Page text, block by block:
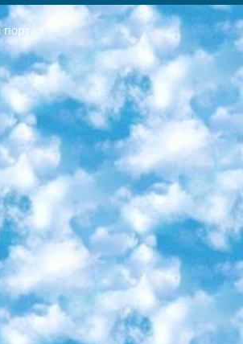
перечисленных в приложении 1. будет сделано. 7. Экзамены пройдут с 26 мая по 15 июня 2024 г. (кроме науки физического воспитания). 8. Физическая для учащихся 9 классов общесредних образовательных учреждений. Экзамены по предмету «Образование, квалификация медицина» 1-6 мая 2024 года. сотрудники перевести под присмотр (с отклонениями в физическом или умственном развитии) специализированная школа для детей, школы-интернаты и со сколиозом школы-интернаты санаторного типа для больных детей исключены). 9. Он был слепым, слабовидящим и имел нарушения опорно-двигательного аппарата. экзамены в специализированных школах и интернатах для детей должны проводиться исходя из требований, предъявляемых к общеобразовательным учреждениям (физкультура кроме науки). 10. Специализированная школа для глухих и слабослышащих детей. и экзамены в интернатах и быть реализован в виде письменного теста по математике. 11. Специальность для умственно отсталых детей. Для 9 класса Родной язык и литературное письмо Государственный язык (язык обучения – узбекский). для неклассов) написано Математическое письмо Письменная/устная история Узбекистана Физическое воспитание практично Итоговый контроль Для 11 класса Написание родного языка и литературы (эссе) Математическое письмо Узбекский язык (обучение на узбекском языке) не посещающее общее среднее образование для учреждений)/Образовательное учреждение выбор письменный и устный Иностранный язык письменный/устный Письменная/устная история Узбекистана *По выбору студента:  Химия  Физика  Основы государственного права  География 10 бесплатных образовательных ресурсов - Мы составили подборку онлайн-проектов с интерактивными упражнениями, видеолекциями и статьями. Они помогут вам обрести новые и освежить старые знания бесплатно. 1. «ИНТУИТ» Старейшая образовательная площадка Рунета. Здесь вы найдёте сотни текстовых и видеокурсов на десятки различных тем — от программирования до психологии. Многие курсы подготовлены российскими университетами и крупными международными компаниями вроде Intel и Microsoft. Самостоятельное обучение бесплатное, но желающие могут оплатить услуги персональных наставников. 2. «Смартия» знакомит с актуальными профессиями и подсказывает, как им обучаться. Выбрав заинтересовавшую вас специальность — SMM-специалист, фотограф, веб-дизайнер или другую, — увидите список необходимых для неё умений. Чтобы вы могли освоить их самостоятельно, для каждого умения площадка отображает подборку ссылок на учебные материалы. Хотя «Смартия» ориентируется на русскоязычную аудиторию, часть контента всё же доступна только на английском. 3. «Лекторий Физтеха» Проект Московского физико-технического института (Физтеха). С его помощью вы можете смотреть онлайн серии лекций, записанные на видео в этом вузе. В числе доступных предметов — физика, биология, химия, информационные технологии и другие. К некоторым лекциям администрация ресурса прилагает готовые конспекты, которые можно скачивать в PDF-формате. 4. ITMOcourses Онлайн-площадка Санкт-Петербургского национального исследовательского университета информационных технологий, механики и оптики (ИТМО). Ресурс предоставляет свободный доступ к курсам, разработанным в этом вузе. Каталог материалов разбит на четыре категории: «Оптические системы и технологии», «Приборостроение и робототехника», «Информационные технологии» и «Биотехнологии». Курсы состоят из видеолекций, интерактивных демонстраций и заданий. 5. «КиберЛенинка» Электронная научная библиотека открытого доступа. Каталог площадки регулярно обрастает текстами статей из различных научных изданий. Сгруппированные по журналам и рубрикам публикации можно читать онлайн или скачивать целиком в PDF-формате. Проект нацелен на популяризацию науки за счёт открытого доступа к качественной информации. 6. «ПостНаука» На этом ресурсе публикуют подборки видеолекций, составленные экспертами из разных отраслей и объединённые общими темами. Среди них, к примеру, есть серии «Биоинформатика и геномика», «Культура средневековой Скандинавии» и Cinema Studies о теории кино. Каждая подборка лекций — логически связанная история, рассказанная экспертом от первого лица. Кроме того, на сайте появляются научно-образовательные статьи и тесты на разные темы. 7. «Newочём» Команда проекта «Newочём» отбирает самые интересные тексты из англоязычных СМИ и переводит те из них, за которые голосуют участники сообщества «ВКонтакте». По большей части это научно-популярные статьи. Редакторы придумывают лишь заголовки, в остальном содержание переводов соответствует оригиналам. Полные тексты можно читать прямо в социальной сети. 8. InternetUrok Онлайн-база материалов по основным дисциплинам школьной программы. Информация на сайте структурирована по классам, предметам и темам (урокам). Каждый урок состоит из видеолекций и конспектов. Есть также интерактивные тренажёры и тесты для закрепления пройденного материала. Даже если вы давно окончили школу, возможность повторить программу старших классов всегда может пригодиться. 9. Edutainme Ещё один ресурс об образовании. В отличие от Newtonew, как мне кажется, Edutainme больше ориентируется на представителей индустрии: педагогов, предпринимателей, разработчиков образовательных проектов. Но и любой, кто просто стремится к саморазвитию, найдёт на сайте много полезного и интересного для себя. Например, информацию о новых курсах и образовательных сервисах. 10. Newtonew Онлайн-медиа об образовании и обучении в широком смысле. Авторы Newtonew пишут об инструментах, заведениях, тактиках и стратегиях, которые помогают учить других и получать новые знания самостоятельно. На этой площадке вы найдёте новости, обзоры, аналитические мат